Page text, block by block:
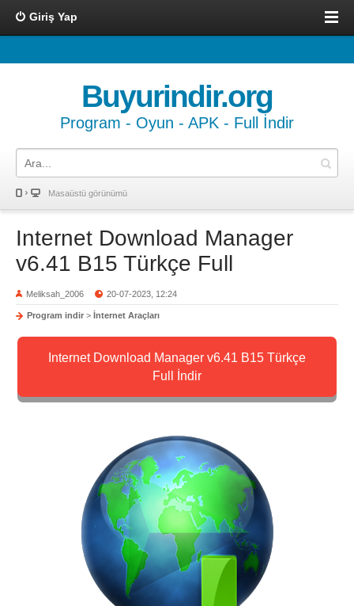
Giriş Yap
Buyurindir.org
Program - Oyun - APK - Full İndir
Masaüstü görünümü
Internet Download Manager
v6.41 B15 Türkçe Full
Meliksah_2006 20-07-2023, 12:24
Program indir > İnternet Araçları
Internet Download Manager v6.41 B15 Türkçe
Full İndir